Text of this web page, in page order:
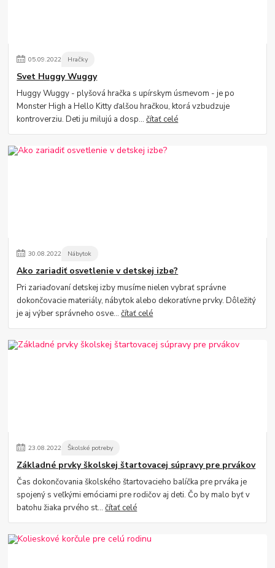
05.09.2022 Hračky
Svet Huggy Wuggy
Huggy Wuggy - plyšová hračka s upírskym úsmevom - je po
Monster High a Hello Kitty ďalšou hračkou, ktorá vzbudzuje
kontroverziu. Deti ju milujú a dosp...čítať celé
30.08.2022 Nábytok
Ako zariadiť osvetlenie v detskej izbe?
Pri zariaďovaní detskej izby musíme nielen vybrať správne
dokončovacie materiály, nábytok alebo dekoratívne prvky. Dôležitý
je aj výber správneho osve...čítať celé
23.08.2022 Školské potreby
Základné prvky školskej štartovacej súpravy pre prvákov
Čas dokončovania školského štartovacieho balíčka pre prváka je
spojený s veľkými emóciami pre rodičov aj deti. Čo by malo byť v
batohu žiaka prvého st...čítať celé